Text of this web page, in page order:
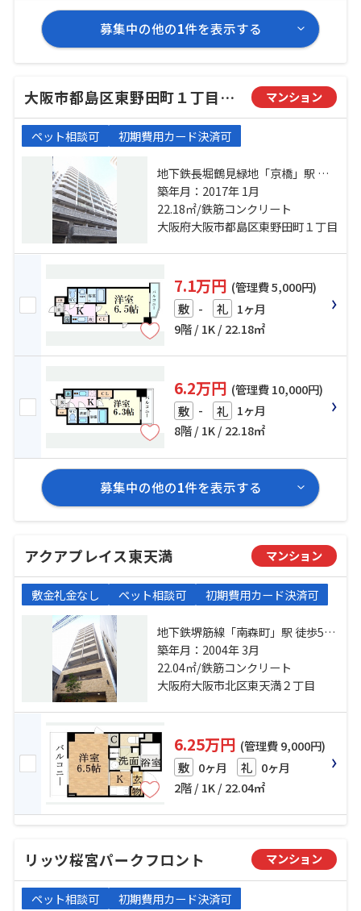
募集中の他の1件を表示する
大阪市都島区東野田町１丁目のマンション マンション
ペット相談可 初期費用カード決済可
地下鉄長堀鶴見緑地「京橋」駅 徒
歩2分 京阪本線「京橋」駅 徒歩5分
大阪環状線「京橋」駅 徒歩8分
築年月：2017年 1月
22.18㎡/鉄筋コンクリート
大阪府大阪市都島区東野田町１丁目
7.1万円 (管理費 5,000円)
敷 - 礼 1ヶ月
9階 / 1K / 22.18㎡
6.2万円 (管理費 10,000円)
敷 - 礼 1ヶ月
8階 / 1K / 22.18㎡
募集中の他の1件を表示する
アクアプレイス東天満 マンション
敷金礼金なし ペット相談可 初期費用カード決済可
地下鉄堺筋線「南森町」駅 徒歩5分
東西線「大阪天満宮」駅 徒歩5分 京
阪本線「天満橋」駅 徒歩14分
築年月：2004年 3月
22.04㎡/鉄筋コンクリート
大阪府大阪市北区東天満２丁目
6.25万円 (管理費 9,000円)
敷 0ヶ月 礼 0ヶ月
2階 / 1K / 22.04㎡
リッツ桜宮パークフロント マンション
ペット相談可 初期費用カード決済可